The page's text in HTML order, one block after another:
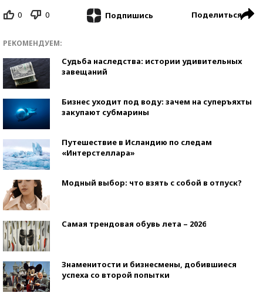
0 0 Подпишись Поделиться
РЕКОМЕНДУЕМ:
Судьба наследства: истории удивительных
завещаний
Бизнес уходит под воду: зачем на суперъяхты
закупают субмарины
Путешествие в Исландию по следам
«Интерстеллара»
Модный выбор: что взять с собой в отпуск?
Самая трендовая обувь лета – 2026
Знаменитости и бизнесмены, добившиеся
успеха со второй попытки